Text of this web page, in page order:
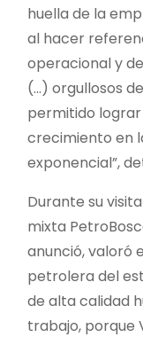
huella de la
al hacer
operacional y
(…) orgullosos
permitido lograr
crecimiento en
exponencial”,
Durante su
mixta
anunció, valoró
petrolera del
de alta calidad
trabajo, porque